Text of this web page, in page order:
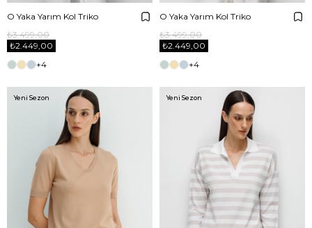
O Yaka Yarım Kol Triko
₺2.449,00
₺3.499,00
+4
O Yaka Yarım Kol Triko
₺2.449,00
₺3.499,00
+4
Yeni Sezon Yeni Sezon